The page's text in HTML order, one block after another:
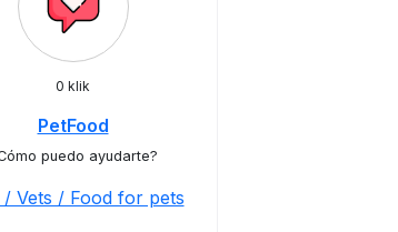
0 klik
PetFood
puedo ayudarte?
/ Vets / Food for pets